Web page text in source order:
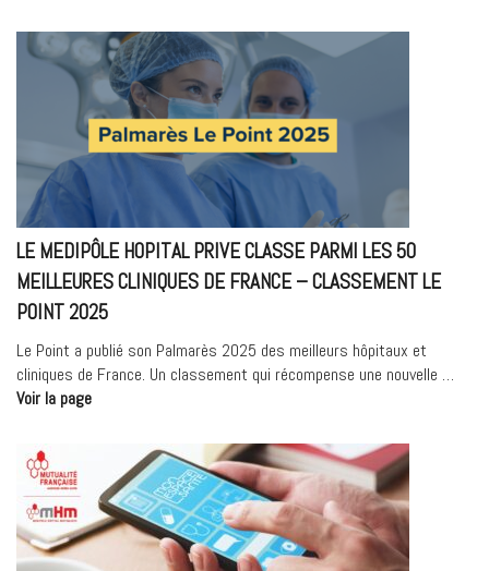
parcours
de
soins
:
le
rôle
du
numérique
dans
le
renforcement
ville–
hôpital »
LE MEDIPÔLE HOPITAL PRIVE CLASSE PARMI LES 50
MEILLEURES CLINIQUES DE FRANCE – CLASSEMENT LE
POINT 2025
Le Point a publié son Palmarès 2025 des meilleurs hôpitaux et
cliniques de France. Un classement qui récompense une nouvelle …
Voir la page« LE
PRIVE
CLASSE
PARMI
LES
50